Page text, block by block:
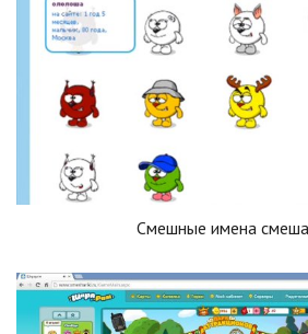
Смешные имена